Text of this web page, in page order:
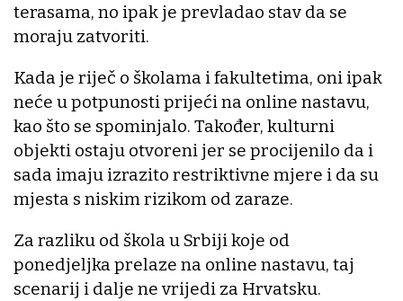
terasama, no ipak je prevladao stav da se
moraju zatvoriti.
Kada je riječ o školama i fakultetima, oni ipak
neće u potpunosti prijeći na online nastavu,
kao što se spominjalo. Također, kulturni
objekti ostaju otvoreni jer se procijenilo da i
sada imaju izrazito restriktivne mjere i da su
mjesta s niskim rizikom od zaraze.
Za razliku od škola u Srbiji koje od
ponedjeljka prelaze na online nastavu, taj
scenarij i dalje ne vrijedi za Hrvatsku.